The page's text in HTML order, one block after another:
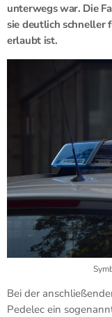
unterwegs war. Die
sie deutlich schneller
erlaubt ist.
Bei der
Pedelec ein